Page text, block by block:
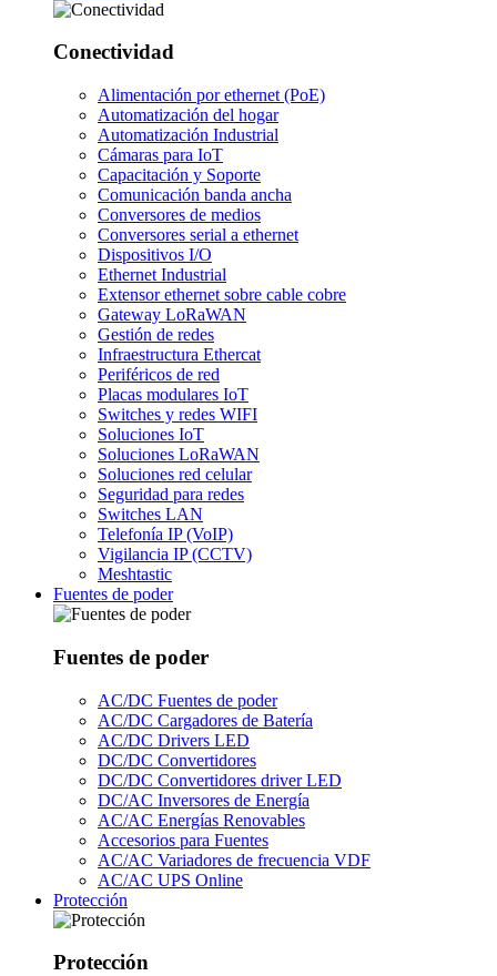
Conectividad
Alimentación por ethernet (PoE)
Automatización del hogar
Automatización Industrial
Cámaras para IoT
Capacitación y Soporte
Comunicación banda ancha
Conversores de medios
Conversores serial a ethernet
Dispositivos I/O
Ethernet Industrial
Extensor ethernet sobre cable cobre
Gateway LoRaWAN
Gestión de redes
Infraestructura Ethercat
Periféricos de red
Placas modulares IoT
Switches y redes WIFI
Soluciones IoT
Soluciones LoRaWAN
Soluciones red celular
Seguridad para redes
Switches LAN
Telefonía IP (VoIP)
Vigilancia IP (CCTV)
Meshtastic
Fuentes de poder
Fuentes de poder
AC/DC Fuentes de poder
AC/DC Cargadores de Batería
AC/DC Drivers LED
DC/DC Convertidores
DC/DC Convertidores driver LED
DC/AC Inversores de Energía
AC/AC Energías Renovables
Accesorios para Fuentes
AC/AC Variadores de frecuencia VDF
AC/AC UPS Online
Protección
Protección